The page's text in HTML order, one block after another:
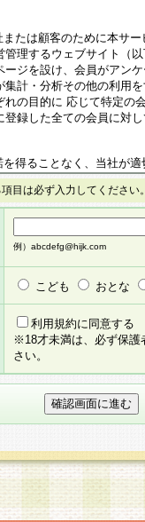
たは顧客のために本サ
管理するウェブサイト（
ージを設け、会員がアン
計・分析その他の利用
の目的に 応じて特定の
登録した全ての会員に対
得ることなく、当社が
修正することができる
に掲示したときに、そ
サイトに掲示したとき
は、すべて会員登録希望
会員登録希望者が自ら
をお預かりいたしません
ご利用いただけない場合
保有している個人情報の
あることが当社にて確
うえ、当社所定の登録
目は必ず入力してください。
例）abcdefg@hijk.com
こども おとな
利用規約に同意する
※18才未満は、必ず保護
さい。